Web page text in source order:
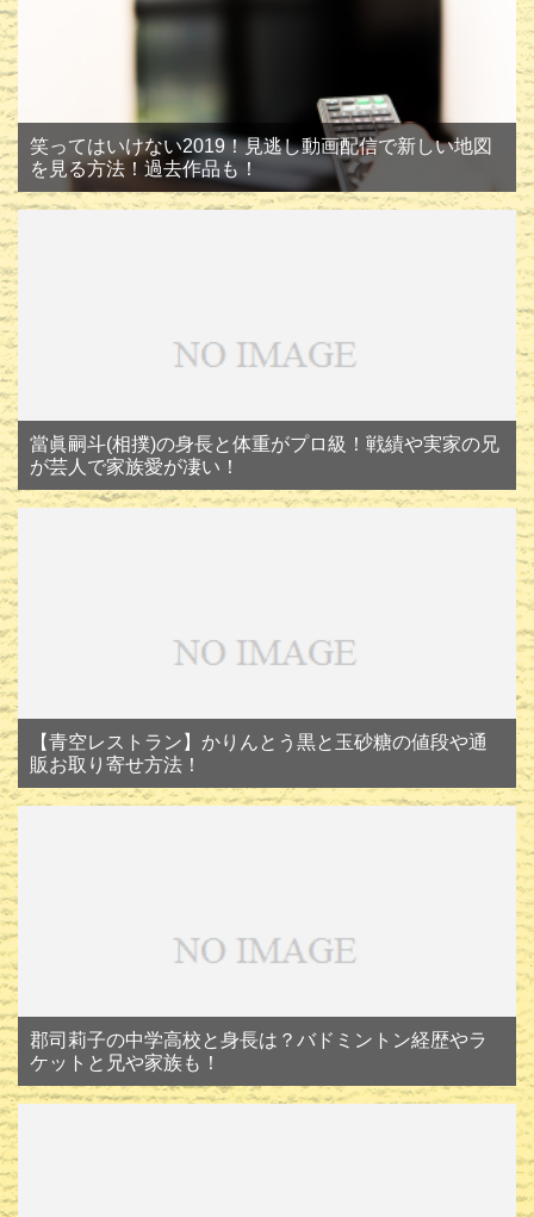
笑ってはいけない2019！見逃し動画配信で新しい地図
を見る方法！過去作品も！
當眞嗣斗(相撲)の身長と体重がプロ級！戦績や実家の兄
が芸人で家族愛が凄い！
【青空レストラン】かりんとう黒と玉砂糖の値段や通
販お取り寄せ方法！
郡司莉子の中学高校と身長は？バドミントン経歴やラ
ケットと兄や家族も！